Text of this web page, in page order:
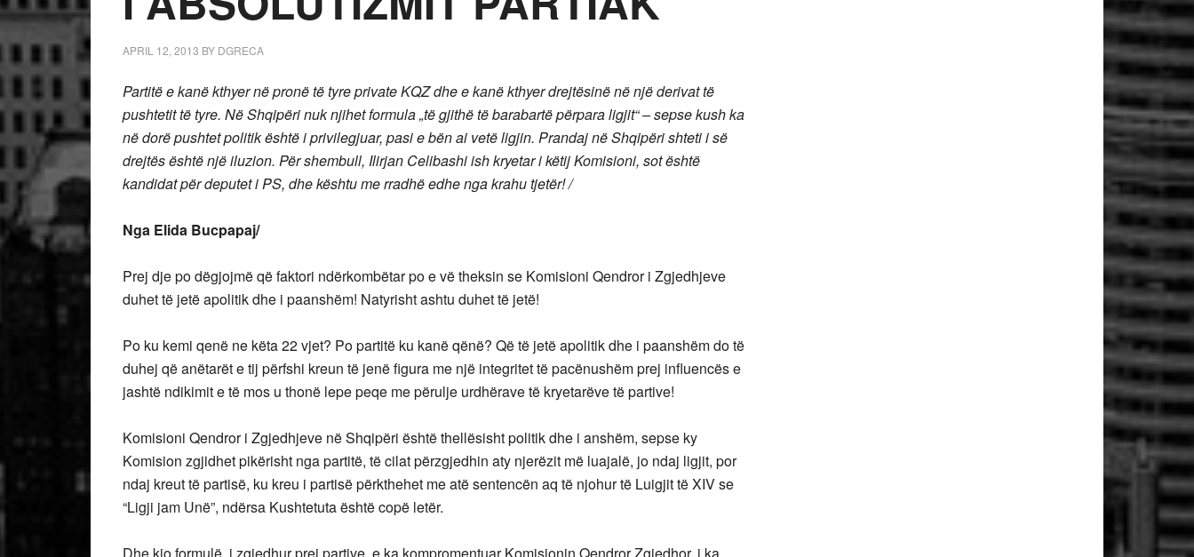
APRIL 12, 2013 BY DGRECA
Partitë e kanë kthyer në pronë të tyre private KQZ dhe e kanë kthyer drejtësinë në një derivat të
pushtetit të tyre. Në Shqipëri nuk njihet formula „të gjithë të barabartë përpara ligjit“ – sepse kush ka
në dorë pushtet politik është i privilegjuar, pasi e bën ai vetë ligjin. Prandaj në Shqipëri shteti i së
drejtës është një iluzion. Për shembull, Ilirjan Celibashi ish kryetar i këtij Komisioni, sot është
kandidat për deputet i PS, dhe kështu me rradhë edhe nga krahu tjetër! /
Nga Elida Bucpapaj/
Prej dje po dëgjojmë që faktori ndërkombëtar po e vë theksin se Komisioni Qendror i Zgjedhjeve
duhet të jetë apolitik dhe i paanshëm! Natyrisht ashtu duhet të jetë!
Po ku kemi qenë ne këta 22 vjet? Po partitë ku kanë qënë? Që të jetë apolitik dhe i paanshëm do të
duhej që anëtarët e tij përfshi kreun të jenë figura me një integritet të pacënushëm prej influencës e
jashtë ndikimit e të mos u thonë lepe peqe me përulje urdhërave të kryetarëve të partive!
Komisioni Qendror i Zgjedhjeve në Shqipëri është thellësisht politik dhe i anshëm, sepse ky
Komision zgjidhet pikërisht nga partitë, të cilat përzgjedhin aty njerëzit më luajalë, jo ndaj ligjit, por
ndaj kreut të partisë, ku kreu i partisë përkthehet me atë sentencën aq të njohur të Luigjit të XIV se
“Ligji jam Unë”, ndërsa Kushtetuta është copë letër.